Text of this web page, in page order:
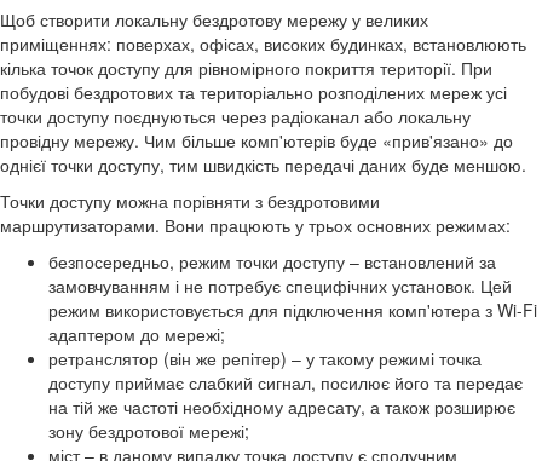
Щоб створити локальну бездротову мережу у великих
приміщеннях: поверхах, офісах, високих будинках, встановлюють
кілька точок доступу для рівномірного покриття території. При
побудові бездротових та територіально розподілених мереж усі
точки доступу поєднуються через радіоканал або локальну
провідну мережу. Чим більше комп'ютерів буде «прив'язано» до
однієї точки доступу, тим швидкість передачі даних буде меншою.
Точки доступу можна порівняти з бездротовими
маршрутизаторами. Вони працюють у трьох основних режимах:
безпосередньо, режим точки доступу – встановлений за
замовчуванням і не потребує специфічних установок. Цей
режим використовується для підключення комп'ютера з Wi-Fi
адаптером до мережі;
ретранслятор (він же репітер) – у такому режимі точка
доступу приймає слабкий сигнал, посилює його та передає
на тій же частоті необхідному адресату, а також розширює
зону бездротової мережі;
міст – в даному випадку точка доступу є сполучним